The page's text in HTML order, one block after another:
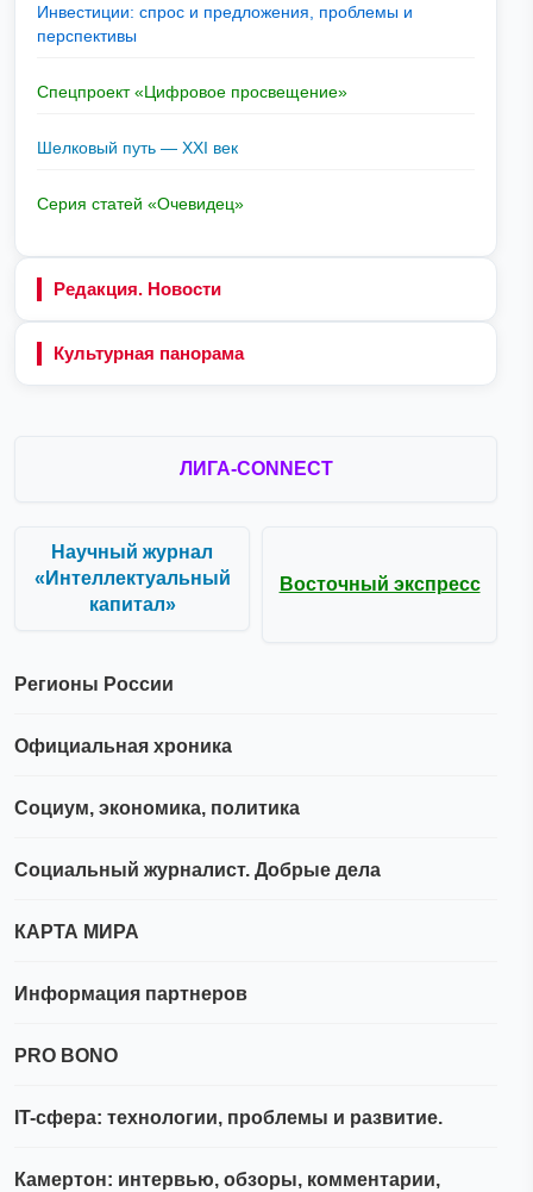
Инвестиции: спрос и предложения, проблемы и
перспективы
Спецпроект «Цифровое просвещение»
Шелковый путь — XXI век
Серия статей «Очевидец»
Редакция. Новости
Культурная панорама
ЛИГА-CONNECT
Научный журнал
«Интеллектуальный
капитал»
Восточный экспресс
Регионы России
Официальная хроника
Социум, экономика, политика
Социальный журналист. Добрые дела
КАРТА МИРА
Информация партнеров
PRO BONO
IT-сфера: технологии, проблемы и развитие.
Камертон: интервью, обзоры, комментарии,